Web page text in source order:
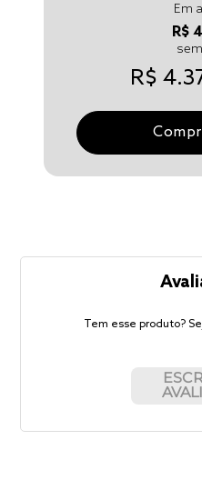
Em
R$
R$
Tem esse produto?